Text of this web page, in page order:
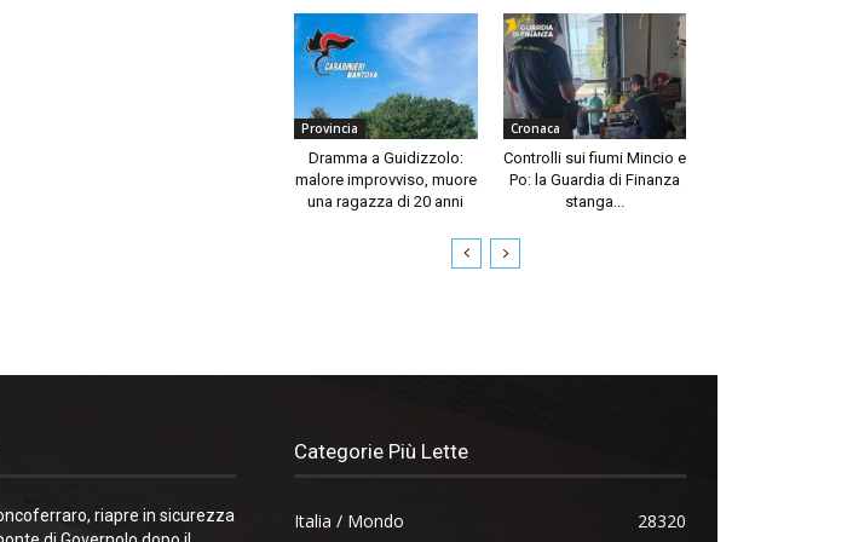
Provincia
Dramma a Guidizzolo:
malore improvviso, muore
una ragazza di 20 anni
Cronaca
Controlli sui fiumi Mincio e
Po: la Guardia di Finanza
stanga...
riapre in sicurezza
Categorie Più Lette
Italia / Mondo 28320